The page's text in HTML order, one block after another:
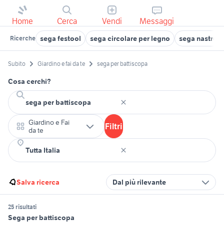
Home Cerca Vendi Messaggi
Ricerche sega festool sega circolare per legno sega nastro
Subito Giardino e fai da te sega per battiscopa
Cosa cerchi?
Giardino e Fai
da te
Filtri
Salva ricerca Dal più rilevante
25 risultati
Sega per battiscopa